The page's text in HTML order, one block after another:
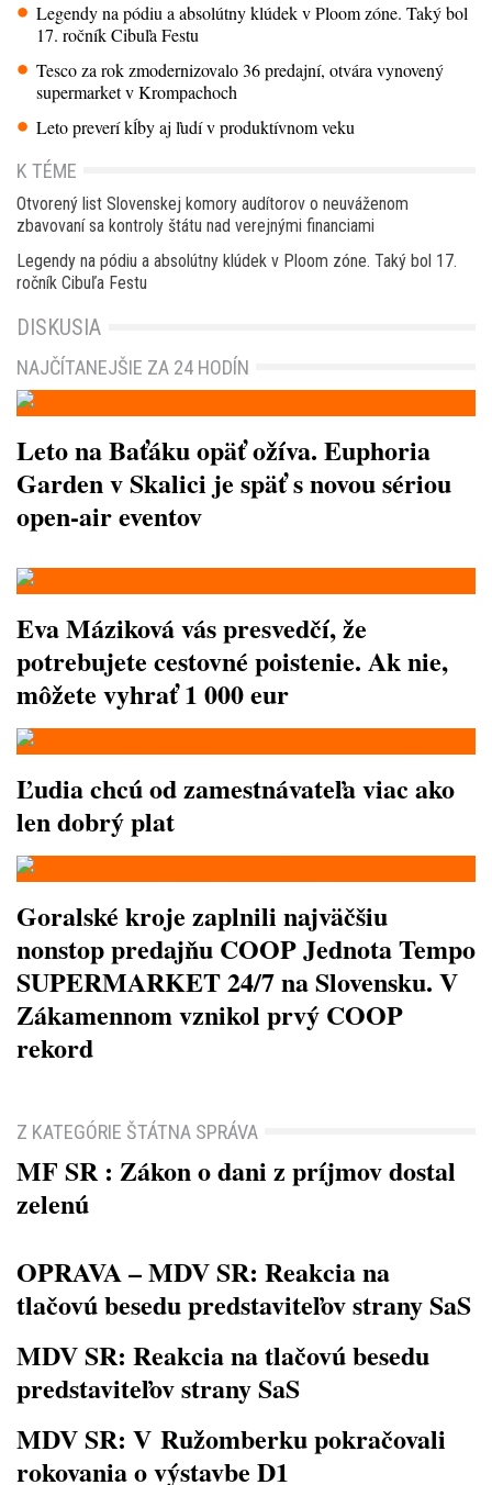
Legendy na pódiu a absolútny klúdek v Ploom zóne. Taký bol
17. ročník Cibuľa Festu
Tesco za rok zmodernizovalo 36 predajní, otvára vynovený
supermarket v Krompachoch
Leto preverí kĺby aj ľudí v produktívnom veku
K TÉME
Otvorený list Slovenskej komory audítorov o neuváženom
zbavovaní sa kontroly štátu nad verejnými financiami
Legendy na pódiu a absolútny klúdek v Ploom zóne. Taký bol 17.
ročník Cibuľa Festu
DISKUSIA
NAJČÍTANEJŠIE ZA 24 HODÍN
Leto na Baťáku opäť ožíva. Euphoria
Garden v Skalici je späť s novou sériou
open-air eventov
Eva Máziková vás presvedčí, že
potrebujete cestovné poistenie. Ak nie,
môžete vyhrať 1 000 eur
Ľudia chcú od zamestnávateľa viac ako
len dobrý plat
Goralské kroje zaplnili najväčšiu
nonstop predajňu COOP Jednota Tempo
SUPERMARKET 24/7 na Slovensku. V
Zákamennom vznikol prvý COOP
rekord
Z KATEGÓRIE ŠTÁTNA SPRÁVA
MF SR : Zákon o dani z príjmov dostal
zelenú
OPRAVA – MDV SR: Reakcia na
tlačovú besedu predstaviteľov strany SaS
MDV SR: Reakcia na tlačovú besedu
predstaviteľov strany SaS
MDV SR: V Ružomberku pokračovali
rokovania o výstavbe D1